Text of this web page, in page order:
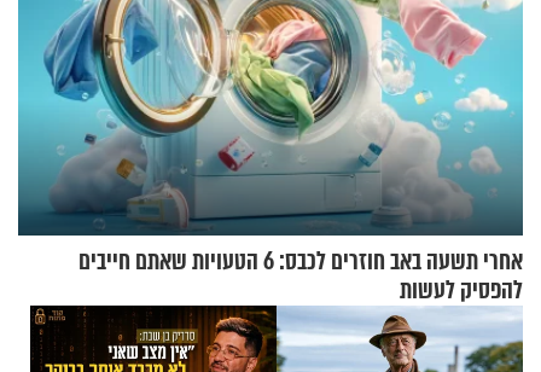
אחרי תשעה באב חוזרים לכבס: 6 הטעויות שאתם חייבים
להפסיק לעשות